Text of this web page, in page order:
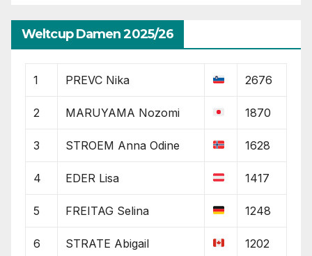
Weltcup Damen 2025/26
1 PREVC Nika 2676
2 MARUYAMA Nozomi 1870
3 STROEM Anna Odine 1628
4 EDER Lisa 1417
5 FREITAG Selina 1248
6 STRATE Abigail 1202